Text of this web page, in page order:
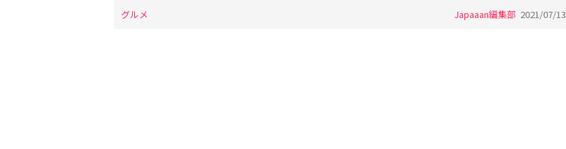
グルメ Japaaan編集部 2021/07/13